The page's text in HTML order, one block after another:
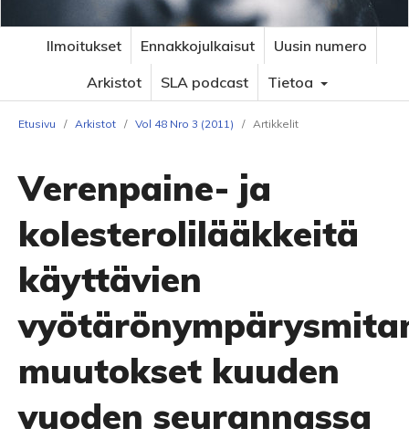
Ilmoitukset Ennakkojulkaisut
Uusin numero
Arkistot
SLA podcast Tietoa
Etusivu / Arkistot / Vol 48 Nro 3 (2011) / Artikkelit
Verenpaine- ja
kolesterolilääkkeitä
käyttävien
muutokset kuuden
vuoden seurannassa